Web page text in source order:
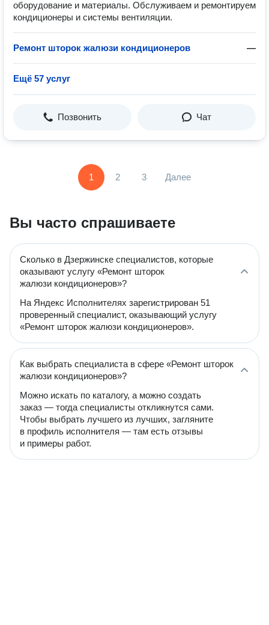
оборудование и материалы. Обслуживаем и ремонтируем
кондиционеры и системы вентиляции.
Ремонт шторок жалюзи кондиционеров —
Ещё 57 услуг
Позвонить Чат
1 2 3 Далее
Вы часто спрашиваете
Сколько в Дзержинске специалистов, которые
оказывают услугу «Ремонт шторок
жалюзи кондиционеров»?
На Яндекс Исполнителях зарегистрирован 51
проверенный специалист, оказывающий услугу
«Ремонт шторок жалюзи кондиционеров».
Как выбрать специалиста в сфере «Ремонт шторок
жалюзи кондиционеров»?
Можно искать по каталогу, а можно создать
заказ — тогда специалисты откликнутся сами.
Чтобы выбрать лучшего из лучших, загляните
в профиль исполнителя — там есть отзывы
и примеры работ.